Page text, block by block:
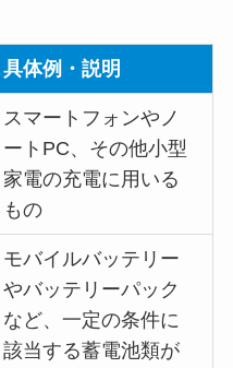
具体例・説明
スマートフォンやノ
ートPC、その他小型
家電の充電に用いる
もの
モバイルバッテリー
やバッテリーパック
など、一定の条件に
該当する蓄電池類が